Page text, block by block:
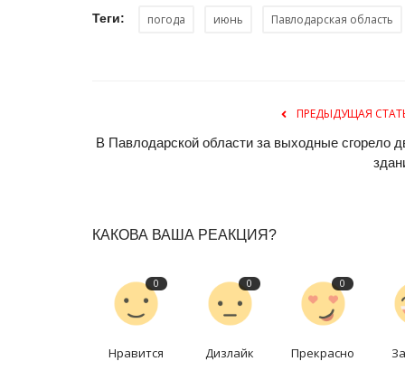
Теги: погода июнь Павлодарская область
ПРЕДЫДУЩАЯ
В Павлодарской области за выходные сгорело
КАКОВА ВАША РЕАКЦИЯ?
0
Нравится
0
Дизлайк
0
Прекрасно